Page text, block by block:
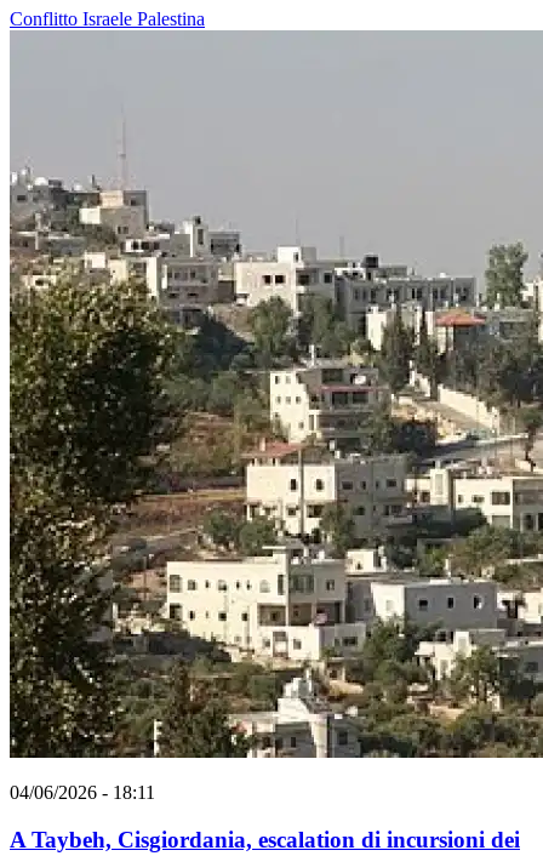
Conflitto Israele Palestina
04/06/2026 - 18:11
A Taybeh, Cisgiordania, escalation di incursioni dei